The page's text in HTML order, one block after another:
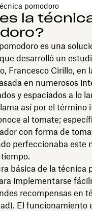
pomodoro
la
es una
desarrolló un
Francesco Cirillo, en
en numerosos
y espaciados a lo
así por el término
al tomate;
con forma de
perfeccionaba este
básica de la técnica
implementarse
recompensas en
El funcionamiento